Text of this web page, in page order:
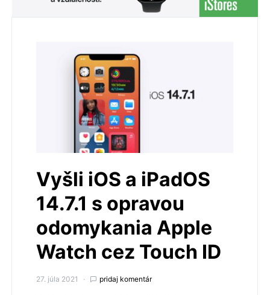
Vyšli iOS a iPadOS
14.7.1 s opravou
odomykania Apple
Watch cez Touch ID
27. júla 2021 pridaj komentár